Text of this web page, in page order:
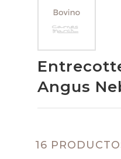
Angus
16